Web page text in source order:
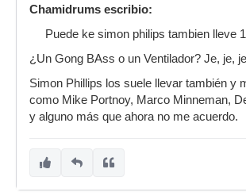
Chamidrums escribio:
Puede ke simon philips tambien lleve
¿Un Gong BAss o un Ventilador? Je, je, je
Simon Phillips los suele llevar también y
como Mike Portnoy, Marco Minneman,
y alguno más que ahora no me acuerdo.